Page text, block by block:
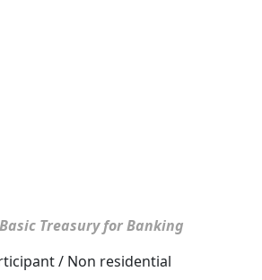
Basic Treasury for Banking
/ Non residential